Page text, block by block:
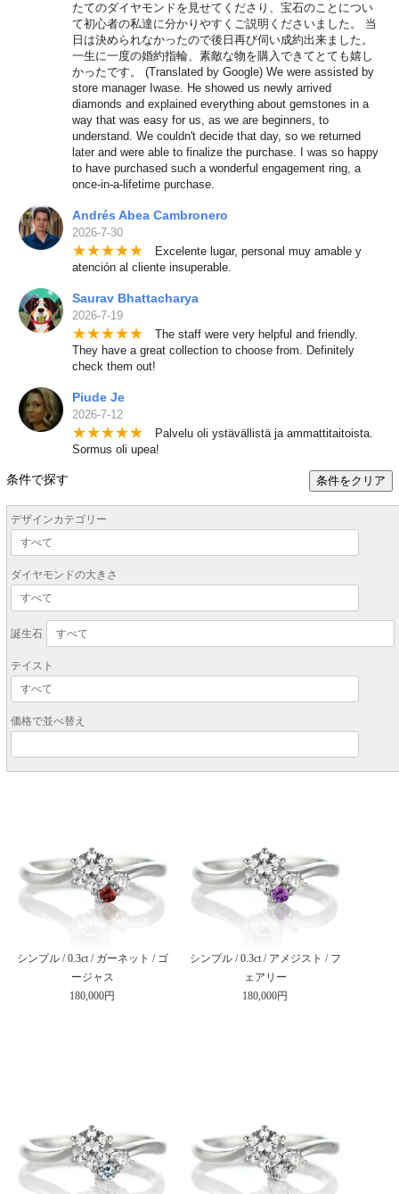
たてのダイヤモンドを見せてくださり、宝石のことについ
て初心者の私達に分かりやすくご説明くださいました。 当
日は決められなかったので後日再び伺い成約出来ました。
一生に一度の婚約指輪、素敵な物を購入できてとても嬉し
かったです。 (Translated by Google) We were assisted by
store manager Iwase. He showed us newly arrived
diamonds and explained everything about gemstones in a
way that was easy for us, as we are beginners, to
understand. We couldn't decide that day, so we returned
later and were able to finalize the purchase. I was so happy
to have purchased such a wonderful engagement ring, a
once-in-a-lifetime purchase.
Andrés Abea Cambronero
2026-7-30
★★★★★ Excelente lugar, personal muy amable y
atención al cliente insuperable.
Saurav Bhattacharya
2026-7-19
★★★★★ The staff were very helpful and friendly.
They have a great collection to choose from. Definitely
check them out!
Piude Je
2026-7-12
★★★★★ Palvelu oli ystävällistä ja ammattitaitoista.
Sormus oli upea!
条件で探す 条件をクリア
デザインカテゴリー
ダイヤモンドの大きさ
誕生石
テイスト
価格で並べ替え
シンプル / 0.3ct / ガーネット / ゴ
ージャス
180,000円
シンプル / 0.3ct / アメジスト / フ
ェアリー
180,000円